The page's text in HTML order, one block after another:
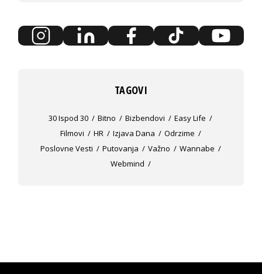
TAGOVI
30 Ispod 30 Bitno Bizbendovi
Easy Life
Filmovi
HR Izjava Dana
Odrzime
Poslovne Vesti
Putovanja Važno
Wannabe
Webmind